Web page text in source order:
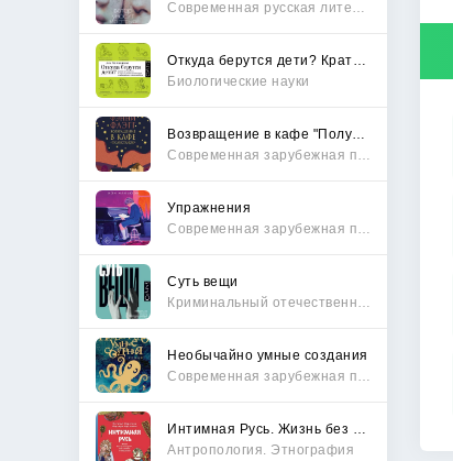
Биологические науки
Упражнения
Суть вещи
Необычайно умные создания
Антропология. Этнография